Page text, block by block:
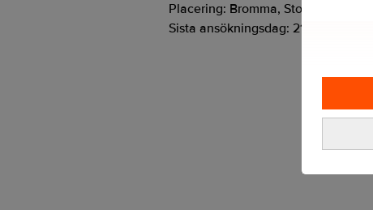
Placering: Bromma, Stockholm
Sista ansökningsdag: 21/08/2026